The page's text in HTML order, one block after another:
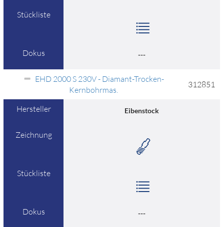
Stückliste
Dokus ---
EHD 2000 S 230V - Diamant-Trocken-
Kernbohrmas.
312851
Hersteller Eibenstock
Zeichnung
Stückliste
Dokus ---